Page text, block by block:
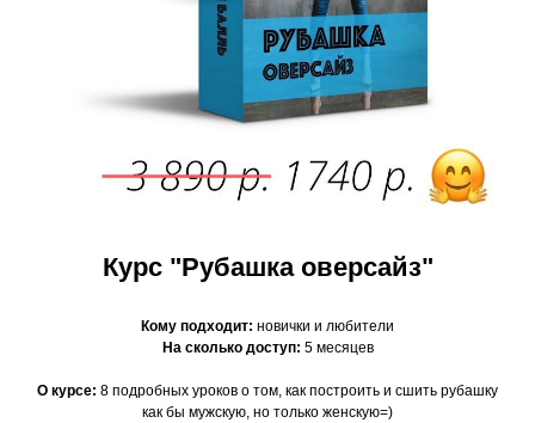
Курс "Рубашка оверсайз"
Кому подходит: новички и любители
На сколько доступ: 5 месяцев
О курсе: 8 подробных уроков о том, как построить и сшить рубашку
как бы мужскую, но только женскую=)